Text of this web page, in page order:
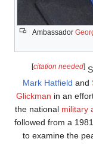
[
Mark
the
to